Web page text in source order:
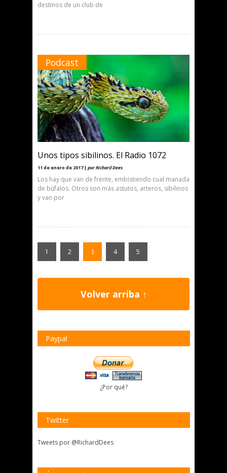
destinos de un club de
Podcast
Unos tipos sibilinos. El Radio 1072
11 de enero de 2017 | por Richard Dees
Los hay que van de frente, embistiendo cual manada
de búfalos. Otros son más astutos, arteros, sibilinos
y van por
1 2 3 4 5
Volver arriba ↑
Paypal
¿Por qué?
Twitter
Tweets por @RichardDees